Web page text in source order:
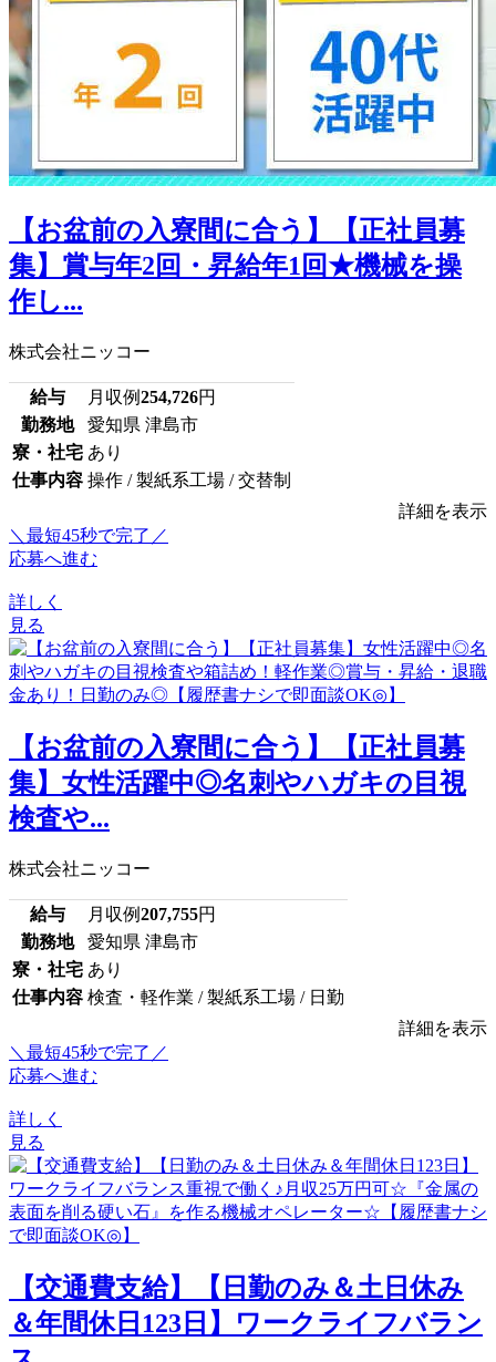
【お盆前の入寮間に合う】【正社員募
集】賞与年2回・昇給年1回★機械を操
作し...
株式会社ニッコー
給与 月収例254,726円
勤務地
愛知県 津島市
寮・社宅 あり
仕事内容 操作 / 製紙系工場 / 交替制
詳細を表示
＼最短45秒で完了／
応募へ進む
詳しく
見る
【お盆前の入寮間に合う】【正社員募
集】女性活躍中◎名刺やハガキの目視
検査や...
株式会社ニッコー
給与 月収例207,755円
勤務地
愛知県 津島市
寮・社宅 あり
仕事内容 検査・軽作業 / 製紙系工場 / 日勤
詳細を表示
＼最短45秒で完了／
応募へ進む
詳しく
見る
【交通費支給】【日勤のみ＆土日休み
＆年間休日123日】ワークライフバラン